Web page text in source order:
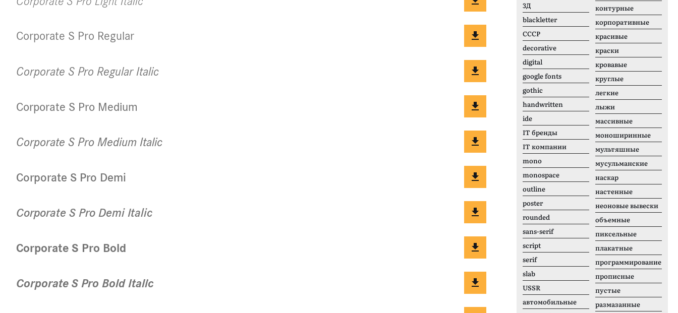
3Д
blackletter
CCCР
decorative
digital
google fonts
gothic
handwritten
ide
IT бренды
IT компании
mono
monospace
outline
poster
rounded
sans-serif
script
serif
slab
USSR
автомобильные
контурные
корпоративные
красивые
краски
кровавые
круглые
легкие
лыжи
массивные
моноширинные
мультяшные
мусульманские
наскар
настенные
неоновые вывески
объемные
пиксельные
плакатные
программирование
прописные
пустые
размазанные